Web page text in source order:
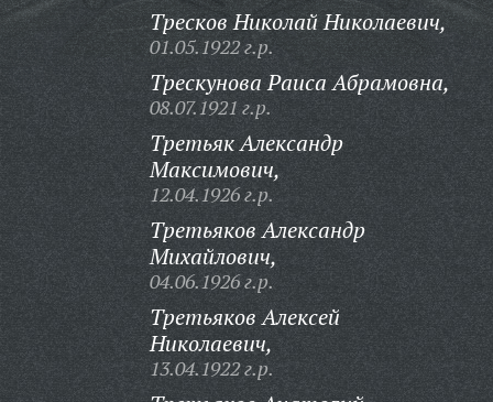
Тресков Николай Николаевич,
01.05.1922 г.р.
Трескунова Раиса Абрамовна,
08.07.1921 г.р.
Третьяк Александр
Максимович,
12.04.1926 г.р.
Третьяков Александр
Михайлович,
04.06.1926 г.р.
Третьяков Алексей
Николаевич,
13.04.1922 г.р.